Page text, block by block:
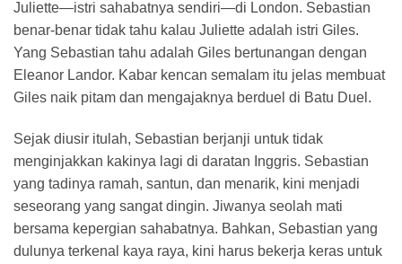
Juliette—istri sahabatnya sendiri—di London. Sebastian
benar-benar tidak tahu kalau Juliette adalah istri Giles.
Yang Sebastian tahu adalah Giles bertunangan dengan
Eleanor Landor. Kabar kencan semalam itu jelas membuat
Giles naik pitam dan mengajaknya berduel di Batu Duel.
Sejak diusir itulah, Sebastian berjanji untuk tidak
menginjakkan kakinya lagi di daratan Inggris. Sebastian
yang tadinya ramah, santun, dan menarik, kini menjadi
seseorang yang sangat dingin. Jiwanya seolah mati
bersama kepergian sahabatnya. Bahkan, Sebastian yang
dulunya terkenal kaya raya, kini harus bekerja keras untuk